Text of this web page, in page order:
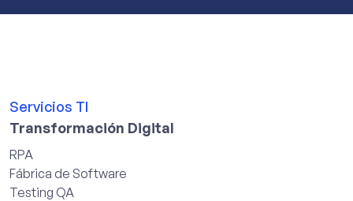
Servicios TI
Transformación Digital
RPA
Fábrica de Software
Testing QA